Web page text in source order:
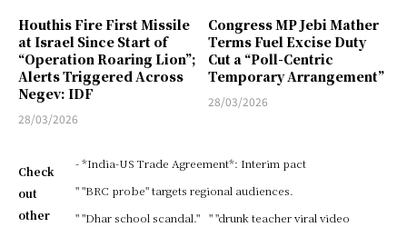
Houthis Fire First Missile
at Israel Since Start of
“Operation Roaring Lion”;
Alerts Triggered Across
Negev: IDF
28/03/2026
Congress MP Jebi Mather
Terms Fuel Excise Duty
Cut a “Poll-Centric
Temporary Arrangement”
28/03/2026
Check
out
other
- *India-US Trade Agreement*: Interim pact
" "BRC probe" targets regional audiences.
" "Dhar school scandal." " "drunk teacher viral video